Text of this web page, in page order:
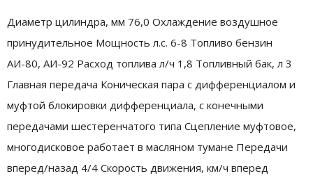
Диаметр цилиндра, мм 76,0 Охлаждение воздушное
принудительное Мощность л.с. 6-8 Tопливо бензин
АИ-80, АИ-92 Расход топлива л/ч 1,8 Tопливный бак, л 3
Главная передача Коническая пара с дифференциалом и
муфтой блокировки дифференциала, с конечными
передачами шестеренчатого типа Сцепление муфтовое,
многодисковое работает в масляном тумане Передачи
вперед/назад 4/4 Скорость движения, км/ч вперед